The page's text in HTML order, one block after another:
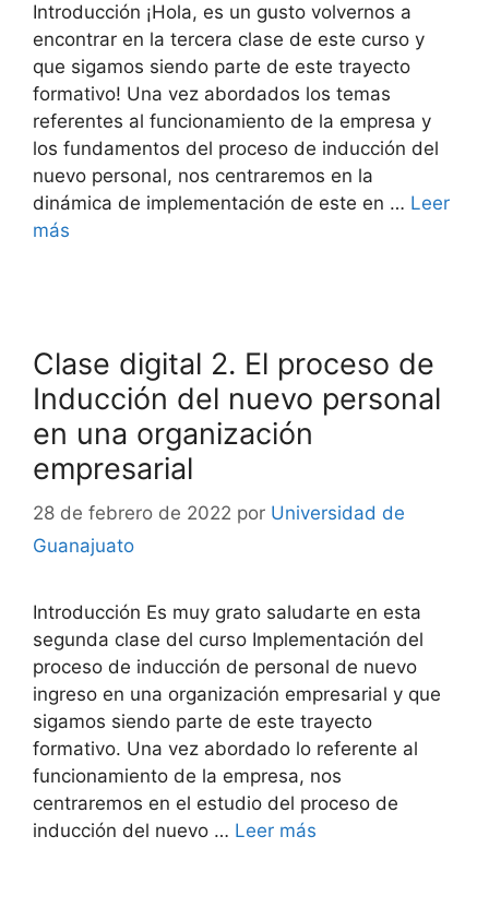
Introducción ¡Hola, es un gusto volvernos a
encontrar en la tercera clase de este curso y
que sigamos siendo parte de este trayecto
formativo! Una vez abordados los temas
referentes al funcionamiento de la empresa y
los fundamentos del proceso de inducción del
nuevo personal, nos centraremos en la
dinámica de implementación de este en … Leer
más
Clase digital 2. El proceso de
Inducción del nuevo personal
en una organización
empresarial
28 de febrero de 2022 por Universidad de
Guanajuato
Introducción Es muy grato saludarte en esta
segunda clase del curso Implementación del
proceso de inducción de personal de nuevo
ingreso en una organización empresarial y que
sigamos siendo parte de este trayecto
formativo. Una vez abordado lo referente al
funcionamiento de la empresa, nos
centraremos en el estudio del proceso de
inducción del nuevo … Leer más